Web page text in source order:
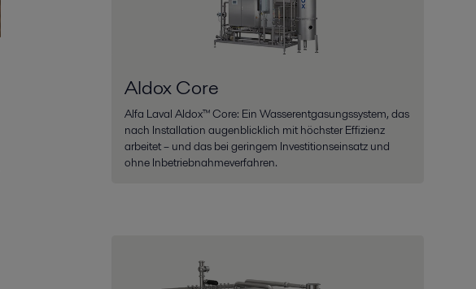
Aldox Core
Alfa Laval Aldox™ Core: Ein Wasserentgasungssystem, das
nach Installation augenblicklich mit höchster Effizienz
arbeitet – und das bei geringem Investitionseinsatz und
ohne Inbetriebnahmeverfahren.